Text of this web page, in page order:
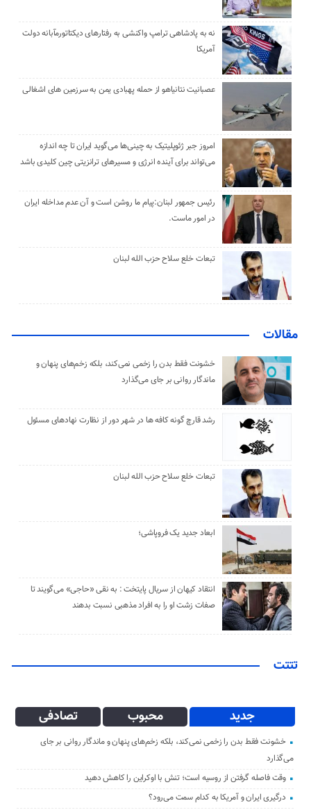
نه به پادشاهی ترامپ واکنشی به رفتارهای دیکتاتورمآبانه دولت
آمریکا
عصبانیت نتانیاهو از حمله پهبادی یمن به سرزمین های اشغالی
امروز جبر ژئوپلیتیک به چینی‌ها می‌گوید ایران تا چه اندازه
می‌تواند برای آینده انرژی و مسیرهای ترانزیتی چین کلیدی باشد
رئیس جمهور لبنان:پیام ما روشن است و آن عدم مداخله ایران
در امور ماست.
تبعات خلع سلاح حزب الله لبنان
مقالات
خشونت فقط بدن را زخمی نمی‌کند، بلکه زخم‌های پنهان و
ماندگار روانی بر جای می‌گذارد
رشد قارچ گونه کافه ها در شهر دور از نظارت نهادهای مسئول
تبعات خلع سلاح حزب الله لبنان
ابعاد جدید یک فروپاشی؛
انتقاد کیهان از سریال پایتخت : به نقی «حاجی» می‌گویند تا
صفات زشت او را به افراد مذهبی نسبت بدهند
تتتت
جدید محبوب تصادفی
خشونت فقط بدن را زخمی نمی‌کند، بلکه زخم‌های پنهان و ماندگار روانی بر جای
می‌گذارد
وقت فاصله گرفتن از روسیه است؛ تنش با اوکراین را کاهش دهید
درگیری ایران و آمریکا به کدام سمت می‌رود؟